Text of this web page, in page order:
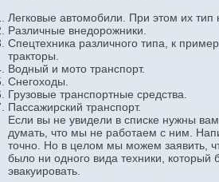
Легковые автомобили. При этом их тип
Различные внедорожники.
Спецтехника различного типа, к
тракторы.
Водный и мото транспорт.
Снегоходы.
Грузовые транспортные средства.
Пассажирский транспорт.
Если вы не увидели в списке нужны вам
думать, что мы не работаем с ним.
точно. Но в целом мы можем заявить,
было ни одного вида техники, который
эвакуировать.